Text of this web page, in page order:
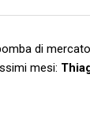
di
mesi: